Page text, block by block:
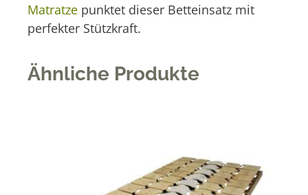
Matratze punktet dieser Betteinsatz mit
perfekter Stützkraft.
Ähnliche Produkte